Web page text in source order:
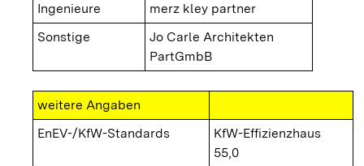
Ingenieure
merz kley partner
Sonstige
Jo Carle Architekten
PartGmbB
weitere Angaben
EnEV-/KfW-Standards
KfW-Effizienzhaus
55,0